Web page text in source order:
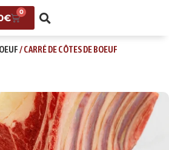
€
0
/ CARRÉ DE CÔTES DE BOEUF